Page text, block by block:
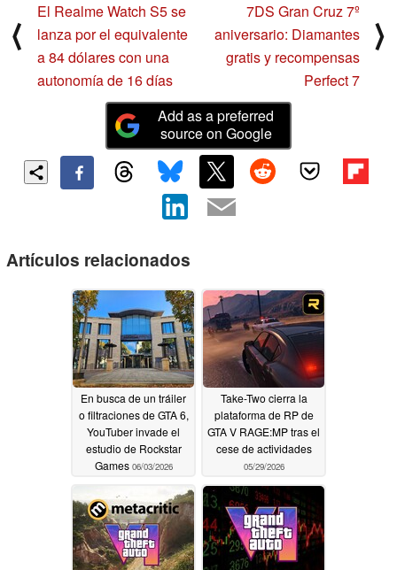
⟨
El Realme Watch S5 se
lanza por el equivalente
a 84 dólares con una
autonomía de 16 días
7DS Gran Cruz 7º
aniversario: Diamantes
gratis y recompensas
Perfect 7
⟩
Add as a preferred
source on Google
Artículos relacionados
En busca de un tráiler
o filtraciones de GTA 6,
YouTuber invade el
estudio de Rockstar
Games 06/03/2026
Take-Two cierra la
plataforma de RP de
GTA V RAGE:MP tras el
cese de actividades
05/29/2026